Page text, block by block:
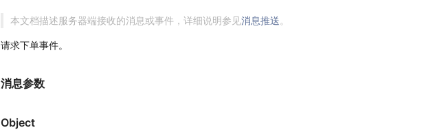
本文档描述服务器端接收的消息或事件，详细说明参见消息推送。
请求下单事件。
消息参数
Object